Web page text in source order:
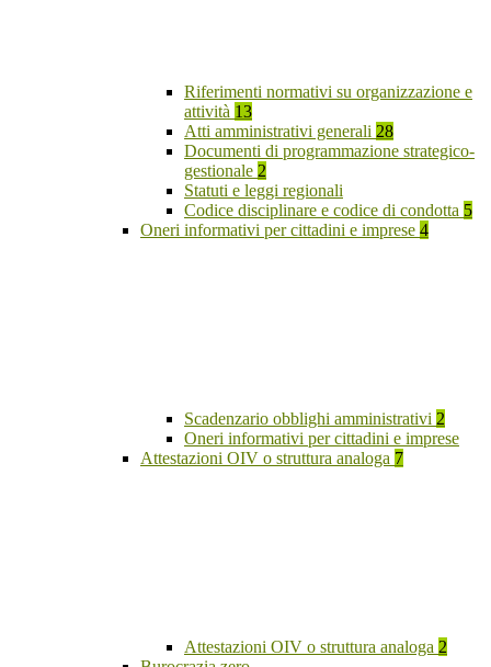
Riferimenti normativi su organizzazione e
attività 13
Atti amministrativi generali 28
Documenti di programmazione strategico-
gestionale 2
Statuti e leggi regionali
Codice disciplinare e codice di condotta 5
Oneri informativi per cittadini e imprese 4
Scadenzario obblighi amministrativi 2
Oneri informativi per cittadini e imprese
Attestazioni OIV o struttura analoga 7
Attestazioni OIV o struttura analoga 2